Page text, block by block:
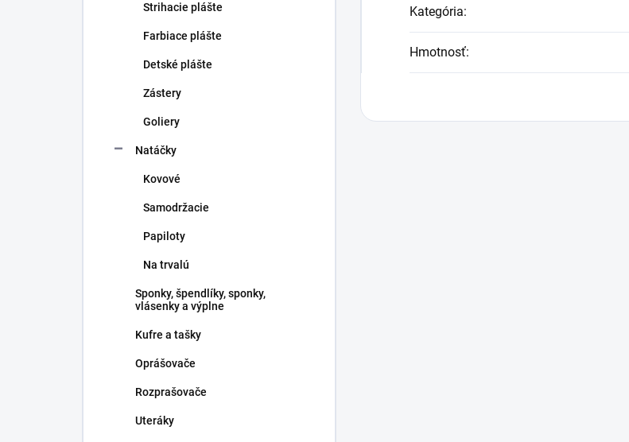
Strihacie plášte
Farbiace plášte
Detské plášte
Zástery
Goliery
Natáčky
Kovové
Samodržacie
Papiloty
Na trvalú
Sponky, špendlíky, sponky,
vlásenky a výplne
Kufre a tašky
Oprášovače
Rozprašovače
Uteráky
Kategória:
Hmotnosť: